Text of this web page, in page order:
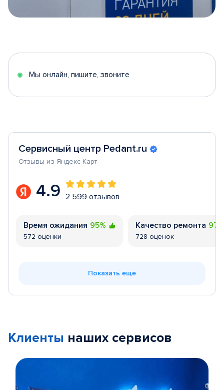
5
Мы онлайн, пишите, звоните
Сервисный центр Pedant.ru
Отзывы из Яндекс Карт
4.9 2 599 отзывов
Время ожидания 95%
572 оценки
Качество ремонта
728 оценок
Показать еще
Клиенты наших сервисов